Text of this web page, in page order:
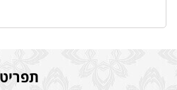
תפריט